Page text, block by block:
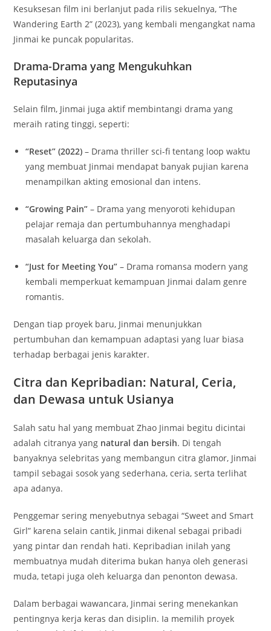
Kesuksesan film ini berlanjut pada rilis sekuelnya, “The
Wandering Earth 2” (2023), yang kembali mengangkat nama
Jinmai ke puncak popularitas.
Drama-Drama yang Mengukuhkan
Reputasinya
Selain film, Jinmai juga aktif membintangi drama yang
meraih rating tinggi, seperti:
“Reset” (2022) – Drama thriller sci-fi tentang loop waktu
yang membuat Jinmai mendapat banyak pujian karena
menampilkan akting emosional dan intens.
“Growing Pain” – Drama yang menyoroti kehidupan
pelajar remaja dan pertumbuhannya menghadapi
masalah keluarga dan sekolah.
“Just for Meeting You” – Drama romansa modern yang
kembali memperkuat kemampuan Jinmai dalam genre
romantis.
Dengan tiap proyek baru, Jinmai menunjukkan
pertumbuhan dan kemampuan adaptasi yang luar biasa
terhadap berbagai jenis karakter.
Citra dan Kepribadian: Natural, Ceria,
dan Dewasa untuk Usianya
Salah satu hal yang membuat Zhao Jinmai begitu dicintai
adalah citranya yang natural dan bersih. Di tengah
banyaknya selebritas yang membangun citra glamor, Jinmai
tampil sebagai sosok yang sederhana, ceria, serta terlihat
apa adanya.
Penggemar sering menyebutnya sebagai “Sweet and Smart
Girl” karena selain cantik, Jinmai dikenal sebagai pribadi
yang pintar dan rendah hati. Kepribadian inilah yang
membuatnya mudah diterima bukan hanya oleh generasi
muda, tetapi juga oleh keluarga dan penonton dewasa.
Dalam berbagai wawancara, Jinmai sering menekankan
pentingnya kerja keras dan disiplin. Ia memilih proyek